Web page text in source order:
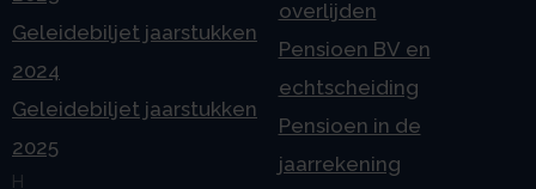
Geleidebiljet jaarstukken
2024
Geleidebiljet jaarstukken
2025
H
overlijden
Pensioen BV en
echtscheiding
Pensioen in de
jaarrekening